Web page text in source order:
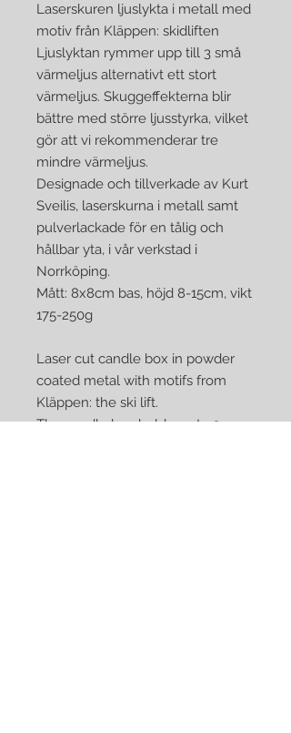
Laserskuren ljuslykta i metall med
motiv från Kläppen: skidliften
Ljuslyktan rymmer upp till 3 små
värmeljus alternativt ett stort
värmeljus. Skuggeffekterna blir
bättre med större ljusstyrka, vilket
gör att vi rekommenderar tre
mindre värmeljus.
Designade och tillverkade av Kurt
Sveilis, laserskurna i metall samt
pulverlackade för en tålig och
hållbar yta, i vår verkstad i
Norrköping.
Mått: 8x8cm bas, höjd 8-15cm, vikt
175-250g
Laser cut candle box in powder
coated metal with motifs from
Kläppen: the ski lift.
The candle box holds up to 3